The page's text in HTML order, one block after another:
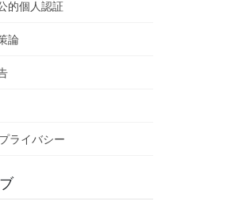
的個人認証
論
ライバシー